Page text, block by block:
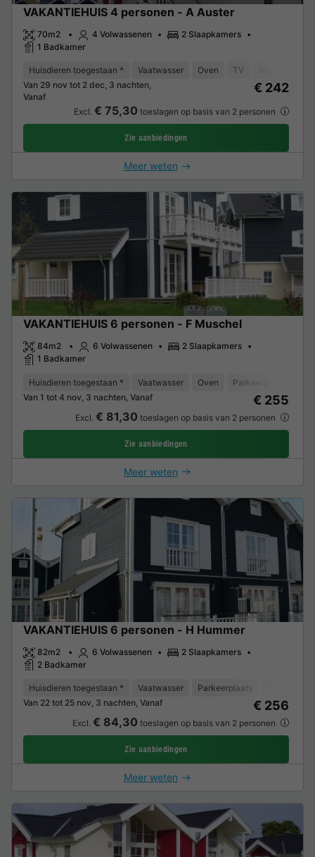
VAKANTIEHUIS 4 personen - A Auster
70m2 4 Volwassenen
2 Slaapkamers
1 Badkamer
Huisdieren toegestaan * Vaatwasser Oven TV
Van 29 nov tot 2 dec, 3 nachten,
Vanaf
€ 242
Excl. € 75,30 toeslagen op basis van 2 personen
Zie aanbiedingen
Meer weten
VAKANTIEHUIS 6 personen - F Muschel
84m2 6 Volwassenen
2 Slaapkamers
1 Badkamer
Huisdieren toegestaan * Vaatwasser Oven Parkeerplaats
Van 1 tot 4 nov, 3 nachten, Vanaf
€ 255
Excl. € 81,30 toeslagen op basis van 2 personen
Zie aanbiedingen
Meer weten
VAKANTIEHUIS 6 personen - H Hummer
82m2 6 Volwassenen
2 Slaapkamers
2 Badkamer
Huisdieren toegestaan * Vaatwasser Parkeerplaats
Van 22 tot 25 nov, 3 nachten, Vanaf
€ 256
Excl. € 84,30 toeslagen op basis van 2 personen
Zie aanbiedingen
Meer weten